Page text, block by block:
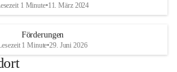
1 Minute•11. März 2024
Förderungen
1 Minute•29. Juni 2026